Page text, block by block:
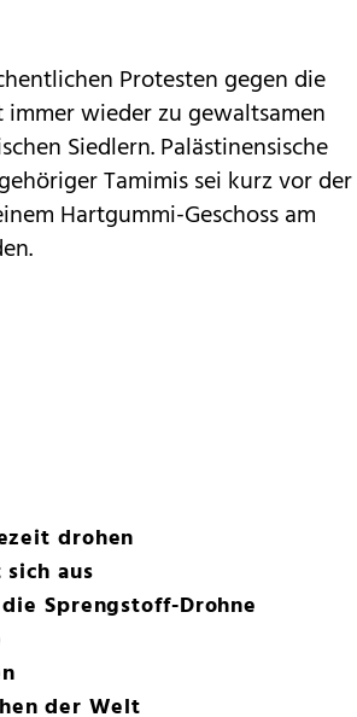
Protesten gegen die
immer wieder zu gewaltsamen
Siedlern. Palästinensische
Tamimis sei kurz vor der
Hartgummi-Geschoss am
drohen
aus
Sprengstoff-Drohne
der Welt